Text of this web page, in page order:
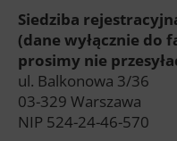
Siedziba
(dane wyłącznie do
prosimy nie
ul. Balkonowa 3/36
03-329 Warszawa
NIP 524-24-46-570